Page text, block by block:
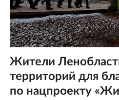
Жители
территорий для
по нацпроекту